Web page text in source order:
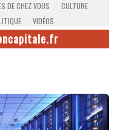
DE CHEZ VOUS
CULTURE
VIDÉOS